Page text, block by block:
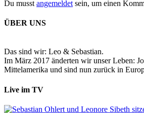
Du musst angemeldet sein, um einen
ÜBER UNS
Das sind wir: Leo & Sebastian.
Im März 2017 änderten wir unser Leben:
Mittelamerika und sind nun zurück in
Live im TV